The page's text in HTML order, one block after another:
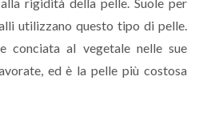
utilizzano questo tipo di pelle.
conciata al vegetale nelle sue
ed è la pelle più costosa